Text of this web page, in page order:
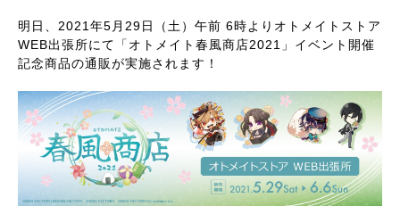
明日、2021年5月29日（土）午前 6時より オトメイトストア
WEB出張所にて
「オトメイト春風商店2021」イベント開催
記念商品の通販が実施されます！